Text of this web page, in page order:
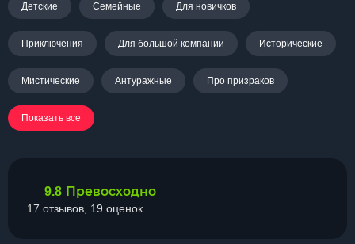
Детские Семейные Для новичков
Приключения Для большой компании Исторические
Мистические Антуражные Про призраков
Показать все
9.8 Превосходно
17 отзывов, 19 оценок